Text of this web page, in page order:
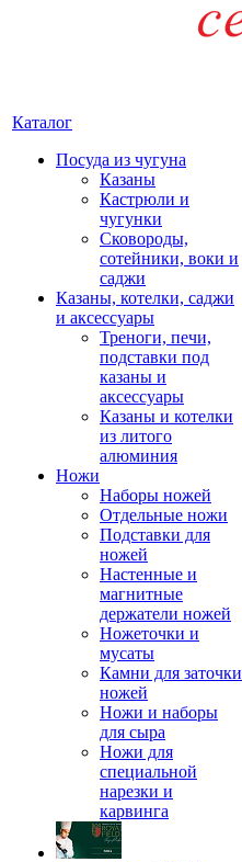
Каталог
Посуда из чугуна
Казаны
Кастрюли и
чугунки
Сковороды,
сотейники, воки и
саджи
Казаны, котелки, саджи
и аксессуары
Треноги, печи,
подставки под
казаны и
аксессуары
Казаны и котелки
из литого
алюминия
Ножи
Наборы ножей
Отдельные ножи
Подставки для
ножей
Настенные и
магнитные
держатели ножей
Ножеточки и
мусаты
Камни для заточки
ножей
Ножи и наборы
для сыра
Ножи для
специальной
нарезки и
карвинга